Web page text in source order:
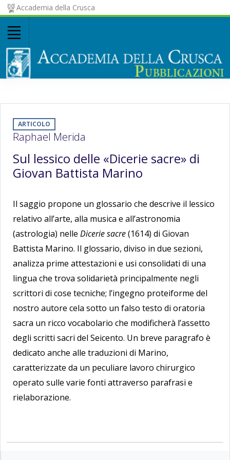
Accademia della Crusca
ARTICOLO
Raphael Merida
Sul lessico delle «Dicerie sacre» di
Giovan Battista Marino
Il saggio propone un glossario che descrive il lessico
relativo all’arte, alla musica e all’astronomia
(astrologia) nelle Dicerie sacre(1614) di Giovan
Battista Marino. Il glossario, diviso in due sezioni,
analizza prime attestazioni e usi consolidati di una
lingua che trova solidarietà principalmente negli
scrittori di cose tecniche; l’ingegno proteiforme del
nostro autore cela sotto un falso testo di oratoria
sacra un ricco vocabolario che modificherà l’assetto
degli scritti sacri del Seicento. Un breve paragrafo è
dedicato anche alle traduzioni di Marino,
caratterizzate da un peculiare lavoro chirurgico
operato sulle varie fonti attraverso parafrasi e
rielaborazione.